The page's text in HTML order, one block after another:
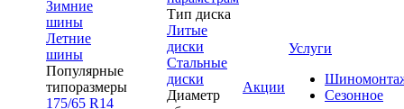
Зимние
шины
Летние
шины
Популярные
типоразмеры
175/65 R14
Тип диска
Литые
диски
Стальные
диски
Диаметр
Акции
Услуги
Сезонное